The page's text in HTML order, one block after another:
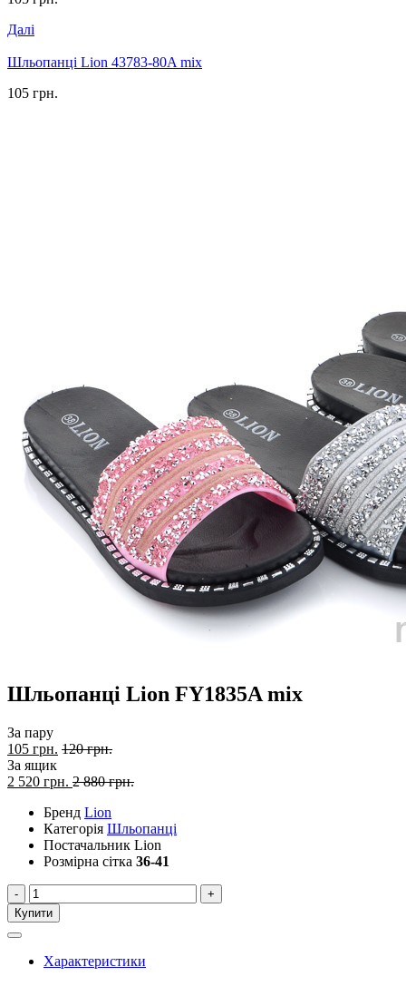
Далі
Шльопанці Lion 43783-80A mix
105 грн.
Шльопанці Lion FY1835A mix
За пару
105 грн. 120 грн.
За ящик
2 520 грн. 2 880 грн.
Бренд Lion
Категорія Шльопанці
Постачальник Lion
Розмірна сітка 36-41
-
+
Купити
Характеристики